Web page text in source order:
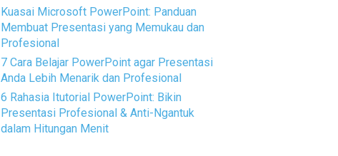
Kuasai Microsoft PowerPoint: Panduan
Membuat Presentasi yang Memukau dan
Profesional
7 Cara Belajar PowerPoint agar Presentasi
Anda Lebih Menarik dan Profesional
6 Rahasia Itutorial PowerPoint: Bikin
Presentasi Profesional & Anti-Ngantuk
dalam Hitungan Menit